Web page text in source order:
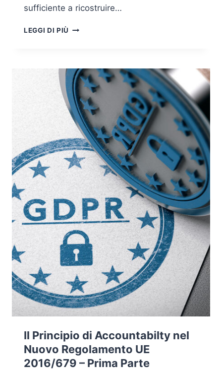
sufficiente a ricostruire…
LEGGI DI PIÙ IL
NEL
NUOVO
REGOLAMENTO
UE
2016/679
SECONDA
PARTE
Il Principio di Accountabilty nel
Nuovo Regolamento UE
2016/679 – Prima Parte